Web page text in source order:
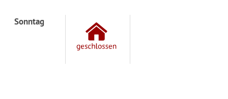
Sonntag